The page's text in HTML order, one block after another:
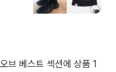
브 베스트 섹션에 상품 1